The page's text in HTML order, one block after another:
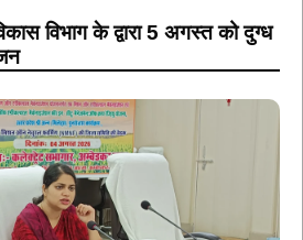
विभाग के द्वारा 5 अगस्त को दुग्ध